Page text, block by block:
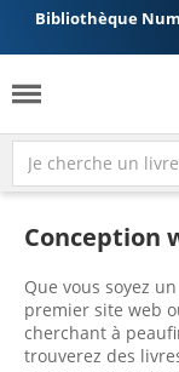
Bibliothèque
Conception
Que vous soyez
premier site web
cherchant à
trouverez des